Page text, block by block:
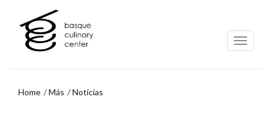
contenido
principal
navegación
Home Más Noticias